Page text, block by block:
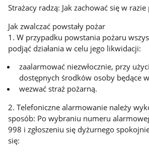
Strażacy radzą: Jak zachować się w razie
Jak zwalczać powstały pożar
1. W przypadku powstania pożaru
podjąć działania w celu jego likwidacji:
zaalarmować niezwłocznie, przy
dostępnych środków osoby będące
wezwać straż pożarną.
2. Telefoniczne alarmowanie należy
sposób: Po wybraniu numeru
998 i zgłoszeniu się dyżurnego
się: